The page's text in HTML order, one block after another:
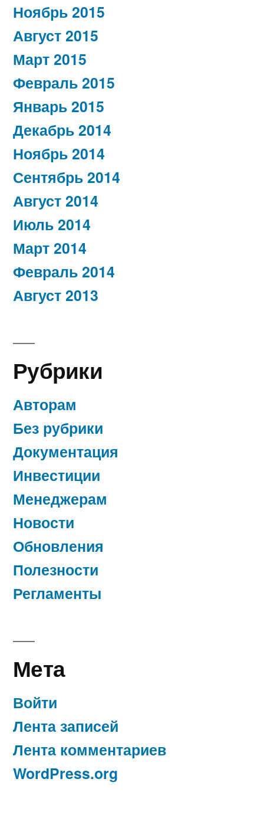
Ноябрь 2015
Август 2015
Март 2015
Февраль 2015
Январь 2015
Декабрь 2014
Ноябрь 2014
Сентябрь 2014
Август 2014
Июль 2014
Март 2014
Февраль 2014
Август 2013
Рубрики
Авторам
Без рубрики
Документация
Инвестиции
Менеджерам
Новости
Обновления
Полезности
Регламенты
Мета
Войти
Лента записей
Лента комментариев
WordPress.org